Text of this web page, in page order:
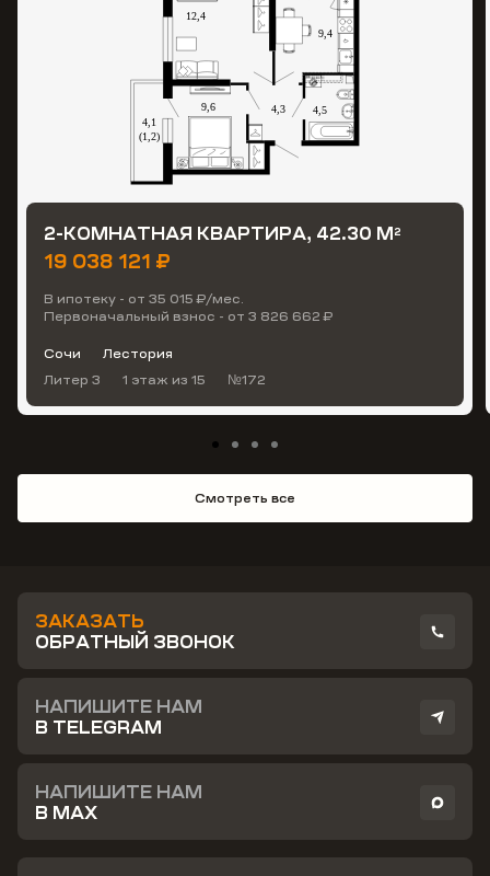
2-КОМНАТНАЯ КВАРТИРА, 42.30 М2
19 038 121 ₽
В ипотеку - от 35 015 ₽/мес.
Первоначальный взнос - от 3 826 662 ₽
Сочи
Лестория
Литер 3
1 этаж из 15 №172
Смотреть все
ЗАКАЗАТЬ
ОБРАТНЫЙ ЗВОНОК
НАПИШИТЕ НАМ
В TELEGRAM
НАПИШИТЕ НАМ
В MAX